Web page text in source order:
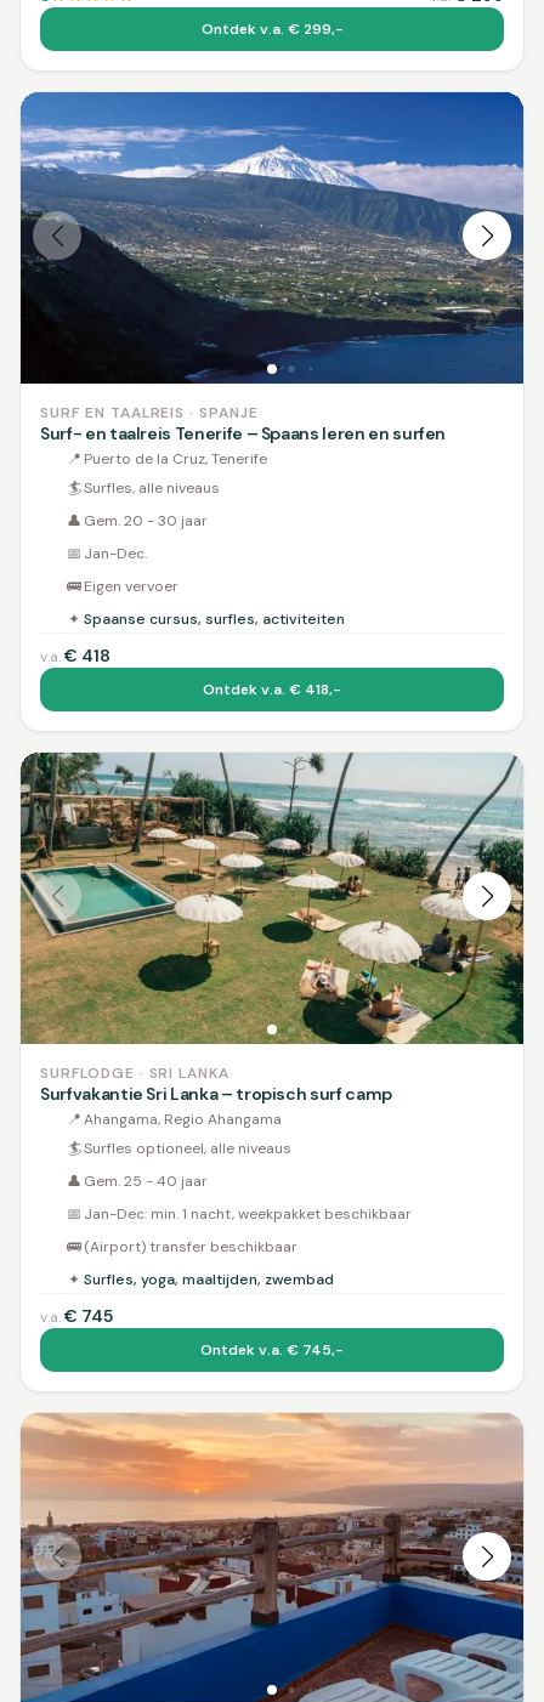
Ontdek v.a. € 299,-
SURF EN TAALREIS · SPANJE
Surf- en taalreis Tenerife – Spaans leren en surfen
📍 Puerto de la Cruz, Tenerife
🏄Surfles, alle niveaus
👤 Gem. 20 - 30 jaar
📅 Jan-Dec.
🚌Eigen vervoer
✦ Spaanse cursus, surfles, activiteiten
v.a.€ 418
Ontdek v.a. € 418,-
SURFLODGE · SRI LANKA
Surfvakantie Sri Lanka – tropisch surf camp
📍Ahangama, Regio Ahangama
🏄Surfles optioneel, alle niveaus
👤 Gem. 25 - 40 jaar
📅 Jan-Dec: min. 1 nacht, weekpakket beschikbaar
🚌(Airport) transfer beschikbaar
✦ Surfles, yoga, maaltijden, zwembad
v.a.€ 745
Ontdek v.a. € 745,-